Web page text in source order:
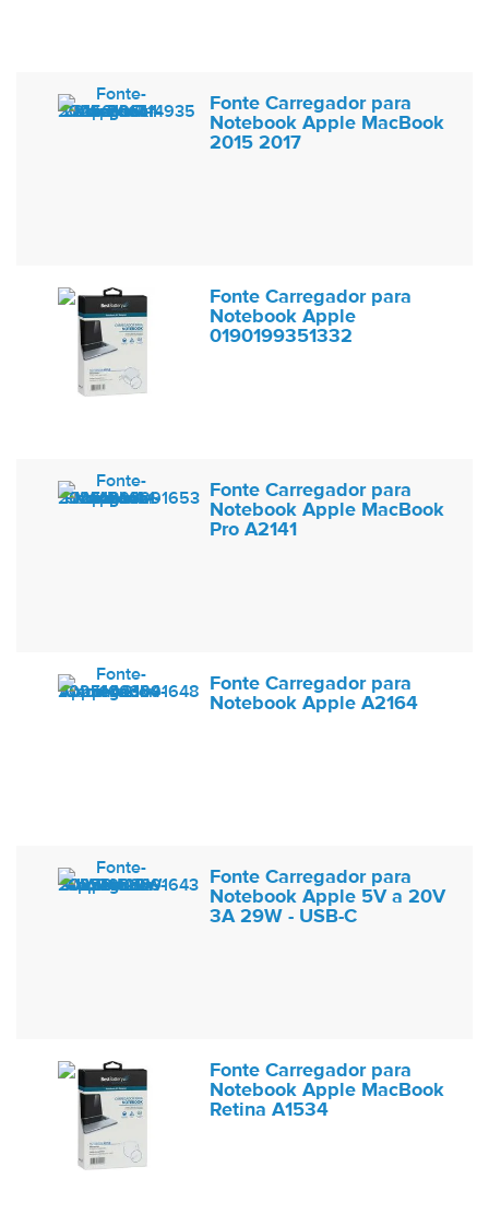
Fonte Carregador para
Notebook Apple MacBook
2015 2017
Fonte Carregador para
Notebook Apple
0190199351332
Fonte Carregador para
Notebook Apple MacBook
Pro A2141
Fonte Carregador para
Notebook Apple A2164
Fonte Carregador para
Notebook Apple 5V a 20V
3A 29W - USB-C
Fonte Carregador para
Notebook Apple MacBook
Retina A1534